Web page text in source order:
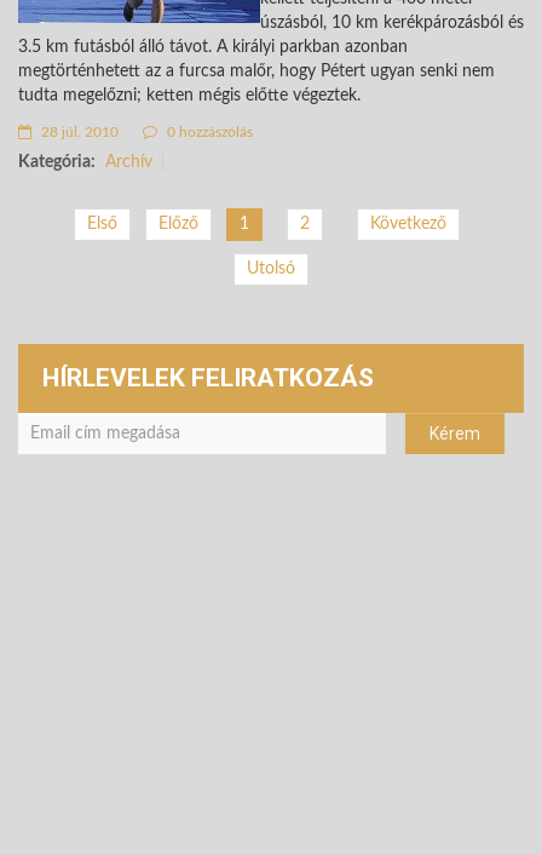
úszásból, 10 km kerékpározásból és
3.5 km futásból álló távot. A királyi parkban azonban
megtörténhetett az a furcsa malőr, hogy Pétert ugyan senki nem
tudta megelőzni; ketten mégis előtte végeztek.
28 júl. 2010 0 hozzászólás
Kategória: Archív
Első Előző 1 2 Következő
Utolsó
HÍRLEVELEK FELIRATKOZÁS